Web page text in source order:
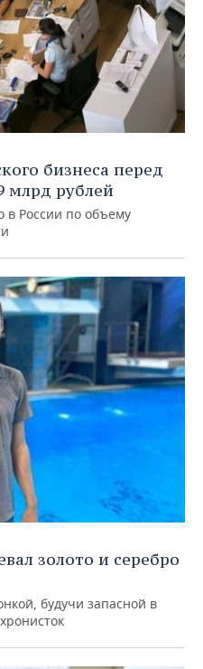
бизнеса перед
млрд рублей
в России по объему
золото и серебро
будучи запасной в